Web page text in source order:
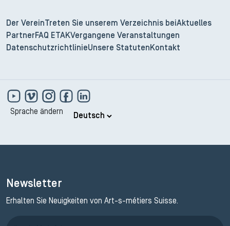
Der Verein Treten Sie unserem Verzeichnis beiAktuelles
Partner FAQ ETAKVergangene Veranstaltungen
DatenschutzrichtlinieUnsere Statuten Kontakt
Sprache ändern
Newsletter
Erhalten Sie Neuigkeiten von Art-s-métiers Suisse.